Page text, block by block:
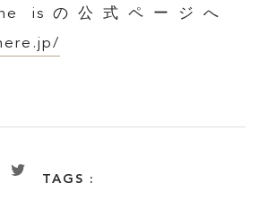
KATALOKooo
isの公式ページへ
TAGS :